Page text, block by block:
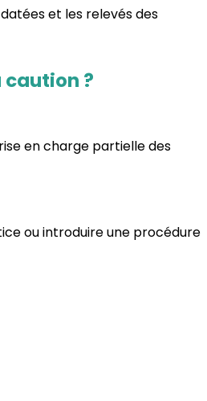
et les relevés des
?
en charge partielle des
ou introduire une procédure